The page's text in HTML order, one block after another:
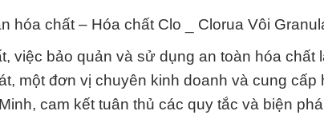
hóa chất – Hóa chất Clo _ Clorua Vôi
việc bảo quản và sử dụng an toàn hóa chất
một đơn vị chuyên kinh doanh và cung cấp
cam kết tuân thủ các quy tắc và biện